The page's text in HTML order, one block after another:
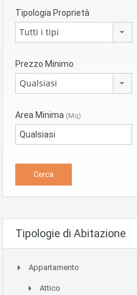
Tipologia Proprietà
Tutti i tipi
Prezzo Minimo
Qualsiasi
Area Minima (Mq)
Tipologie di Abitazione
Appartamento
Attico